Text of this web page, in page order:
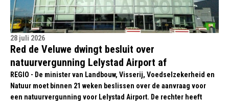
28 juli 2026
Red de Veluwe dwingt besluit over
natuurvergunning Lelystad Airport af
REGIO - De minister van Landbouw, Visserij, Voedselzekerheid en
Natuur moet binnen 21 weken beslissen over de aanvraag voor
een natuurvergunning voor Lelystad Airport. De rechter heeft